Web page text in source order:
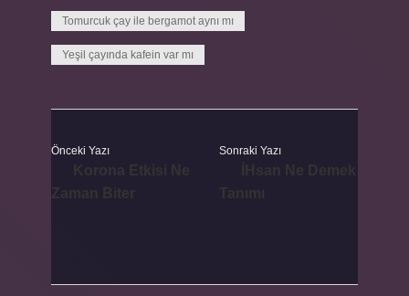
Tomurcuk çay ile bergamot aynı mı
Yeşil çayında kafein var mı
Önceki Yazı Sonraki Yazı